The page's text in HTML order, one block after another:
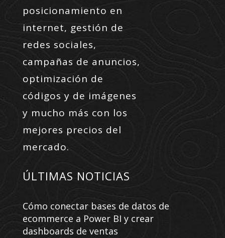
posicionamiento en
internet, gestión de
redes sociales,
campañas de anuncios,
optimización de
códigos y de imágenes
y mucho más con los
mejores precios del
mercado.
ÚLTIMAS NOTICIAS
Cómo conectar bases de datos de
ecommerce a Power BI y crear
dashboards de ventas